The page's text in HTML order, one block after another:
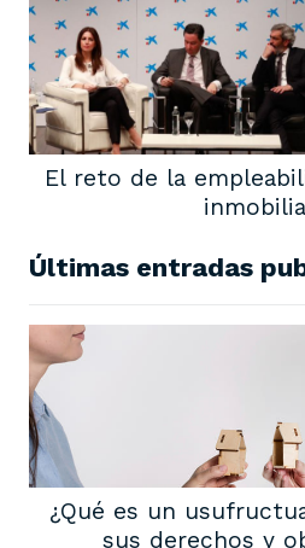
El reto de la
Últimas entradas
¿Qué es un
sus derechos y